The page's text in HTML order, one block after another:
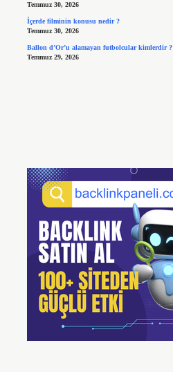
Temmuz 30, 2026
İçerde filminin konusu nedir ?
Temmuz 30, 2026
Ballon d’Or’u alamayan futbolcular kimlerdir ?
Temmuz 29, 2026